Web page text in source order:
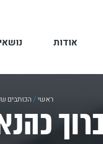
אודות
ראשי/הכותבים